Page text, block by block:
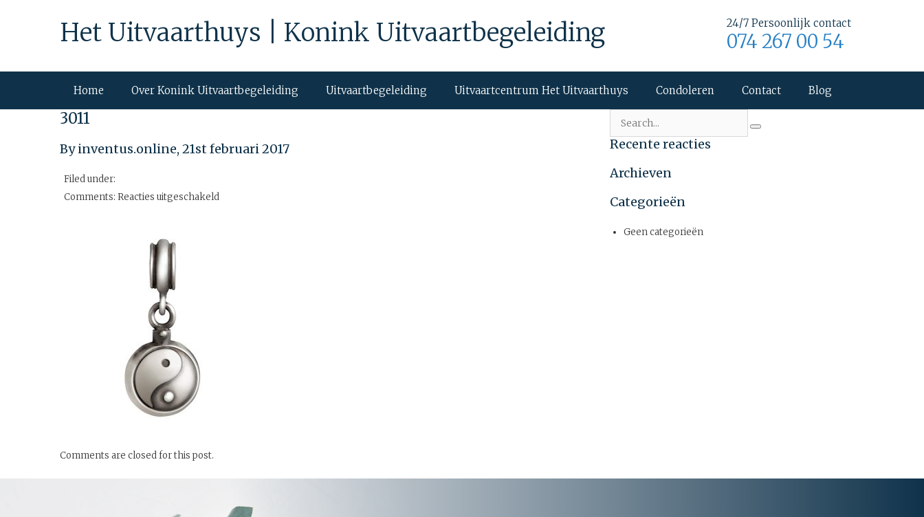
Het Uitvaarthuys | Konink Uitvaartbegeleiding 24/7 Persoonlijk contact
074 267 00 54
Home Over Konink Uitvaartbegeleiding Uitvaartbegeleiding Uitvaartcentrum Het Uitvaarthuys Condoleren Contact Blog
3011
By inventus.online, 21st februari 2017
Filed under:
Comments: Reacties uitgeschakeld
Comments are closed for this post.
Recente reacties
Archieven
Categorieën
Geen categorieën